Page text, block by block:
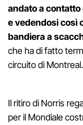
andato a
e vedendosi così
bandiera a
che ha di fatto
circuito di Montreal.
Il ritiro di Norris
per il Mondiale